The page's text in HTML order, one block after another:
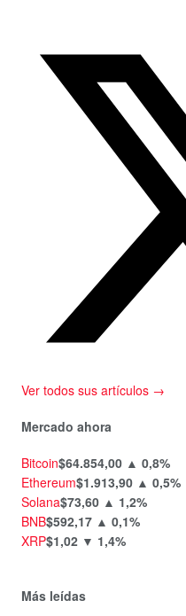
Ver todos sus artículos →
Mercado ahora
Bitcoin$64.854,00 ▲ 0,8%
Ethereum$1.913,90 ▲ 0,5%
Solana$73,60 ▲ 1,2%
BNB$592,17 ▲ 0,1%
XRP$1,02 ▼ 1,4%
Más leídas